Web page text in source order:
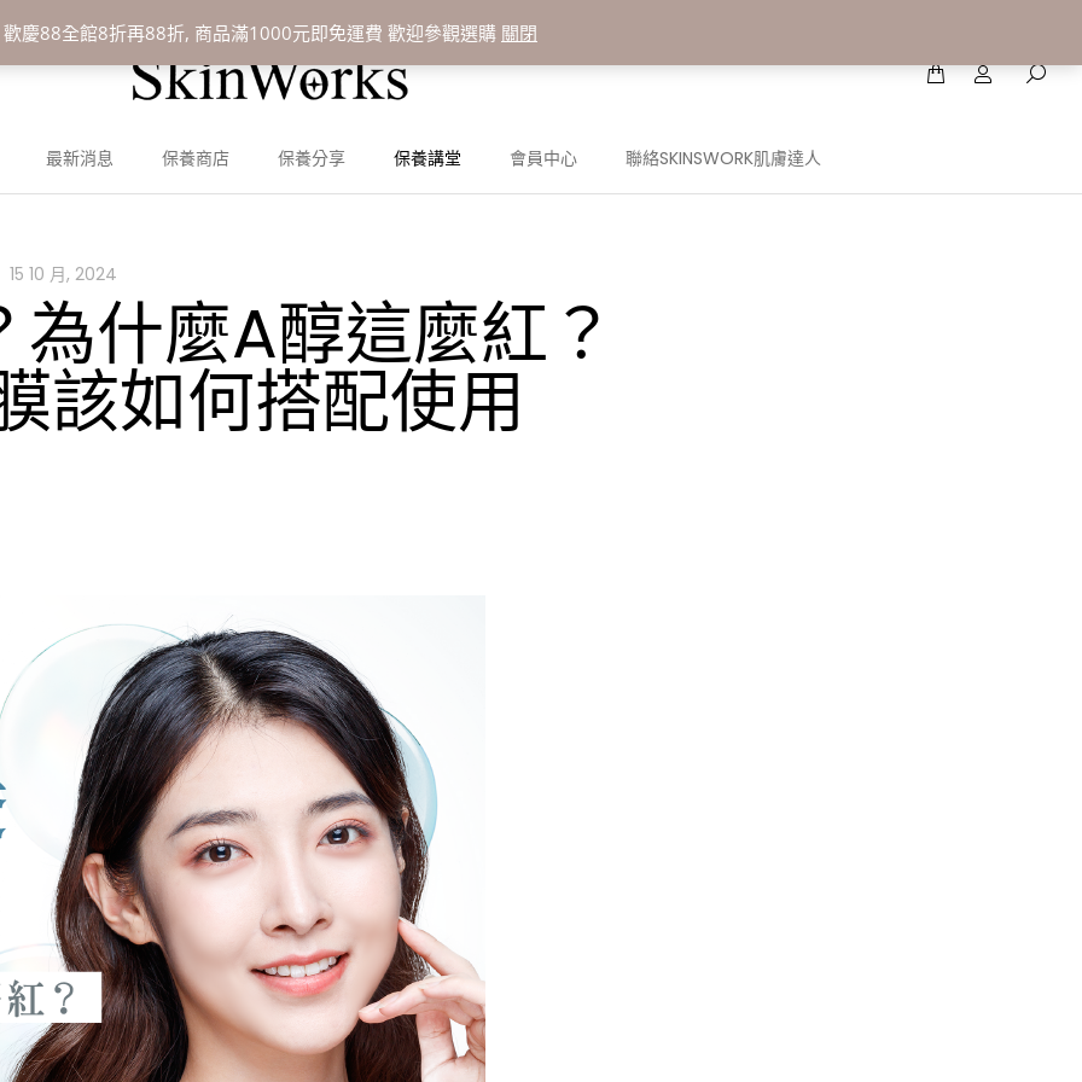
歡慶88全館8折再88折, 商品滿1000元即免運費 歡迎參觀選購 關閉
最新消息 保養商店 保養分享 保養講堂 會員中心 聯絡SKINSWORK肌膚達人
15 10 月, 2024
什麼A醇這麼紅？
該如何搭配使用